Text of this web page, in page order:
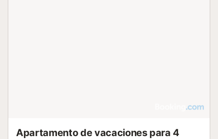
Apartamento de vacaciones para 4